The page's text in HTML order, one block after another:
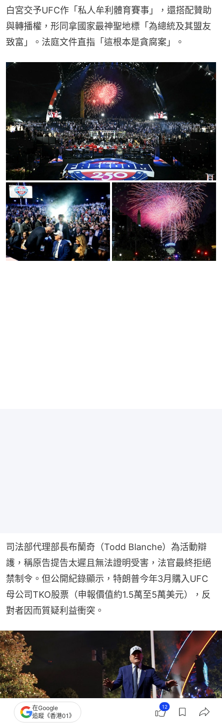
白宮交予UFC作「私人牟利體育賽事」，還搭配贊助
與轉播權，形同拿國家最神聖地標「為總統及其盟友
致富」。法庭文件直指「這根本是貪腐案」。
司法部代理部長布蘭奇（Todd Blanche）為活動辯
護，稱原告提告太遲且無法證明受害，法官最終拒絕
禁制令。但公開紀錄顯示，特朗普今年3月購入UFC
母公司TKO股票（申報價值約1.5萬至5萬美元），反
對者因而質疑利益衝突。
在Google
追蹤《香港01》
12